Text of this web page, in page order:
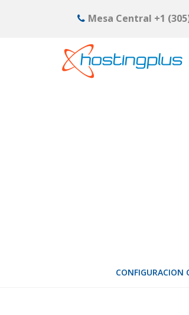
Mesa Central +1
CONFIGURACION